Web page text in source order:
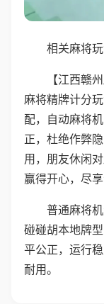
相关麻将
【江西赣
麻将精牌计分
配，自动麻将
正，杜绝作弊
用，朋友休闲
赢得开心，尽
普通麻将
碰碰胡本地牌
平公正，运行
耐用。